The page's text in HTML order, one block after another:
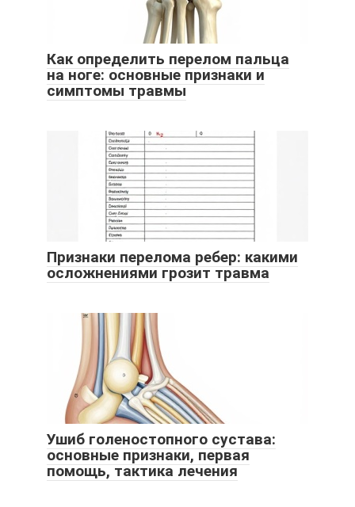
Как определить перелом пальца
на ноге: основные признаки и
симптомы травмы
Признаки перелома ребер: какими
осложнениями грозит травма
Ушиб голеностопного сустава:
основные признаки, первая
помощь, тактика лечения